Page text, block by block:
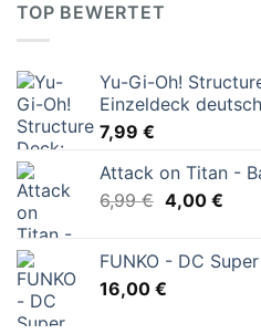
TOP BEWERTET
Yu-Gi-Oh!
Einzeldeck deutsch
7,99 €
Attack on Titan -
6,99€
6,99 €
4,00 €
FUNKO - DC
16,00 €